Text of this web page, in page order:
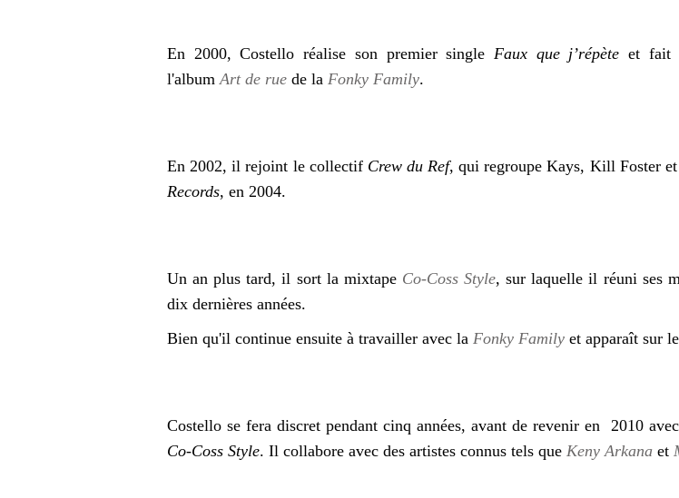
En 2000, Costello réalise son premier single Faux que j’répète et fait
l'albumArt de rue de la Fonky Family.
En 2002, il rejoint le collectif Crew du Ref, qui regroupe Kays, Kill Foster
Records, en 2004.
Un an plus tard, il sort la mixtape Co-Coss Style, sur laquelle il réuni ses
dix dernières années.
Bien qu'il continue ensuite à travailler avec la Fonky Family et apparaît sur
Costello se fera discret pendant cinq années, avant de revenir en 2010
Co-Coss Style. Il collabore avec des artistes connus tels que Keny Arkana et